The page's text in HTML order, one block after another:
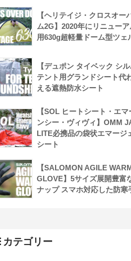
【ヘリテイジ・クロスオー
ム2G】2020年にリニューア
用630g超軽量ドーム型ツェ
【デュポン タイベック シル
テント用グランドシート代
える遮熱防水シート
【SOL ヒートシート・エマ
ンシー・ヴィヴィ】OMM
LITE必携品の袋状エマージ
シート
【SALOMON AGILE
GLOVE】5サイズ展開豊富
ナップ スマホ対応した防寒
カテゴリー